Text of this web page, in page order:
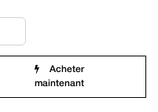
Acheter
maintenant